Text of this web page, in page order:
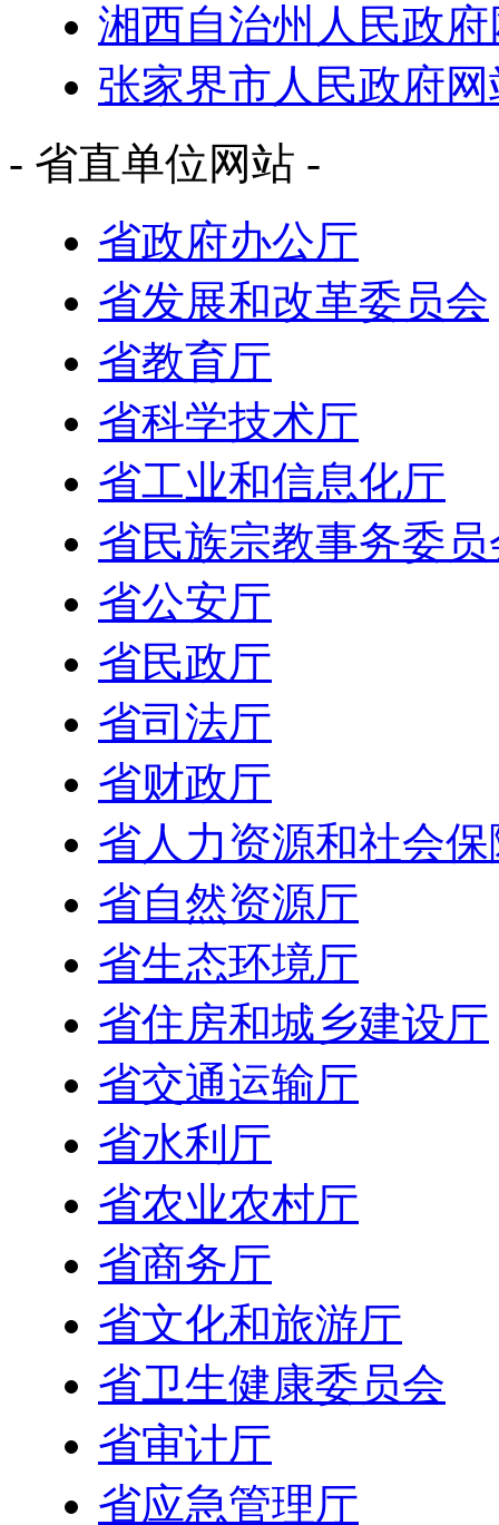
湘西自治州人民政
张家界市人民政府网
- 省直单位网站 -
省政府办公厅
省发展和改革委员会
省教育厅
省科学技术厅
省工业和信息化厅
省民族宗教事务委员
省公安厅
省民政厅
省司法厅
省财政厅
省人力资源和社会
省自然资源厅
省生态环境厅
省住房和城乡建设厅
省交通运输厅
省水利厅
省农业农村厅
省商务厅
省文化和旅游厅
省卫生健康委员会
省审计厅
省应急管理厅